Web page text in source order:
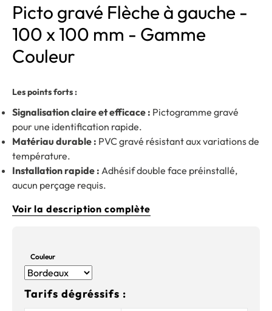
Picto gravé Flèche à gauche -
100 x 100 mm - Gamme
Couleur
Les points forts :
Signalisation claire et efficace : Pictogramme gravé
pour une identification rapide.
Matériau durable : PVC gravé résistant aux variations de
température.
Installation rapide : Adhésif double face préinstallé,
aucun perçage requis.
Voir la description complète
Couleur
Tarifs dégréssifs :